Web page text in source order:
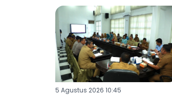
5 Agustus 2026 10:45